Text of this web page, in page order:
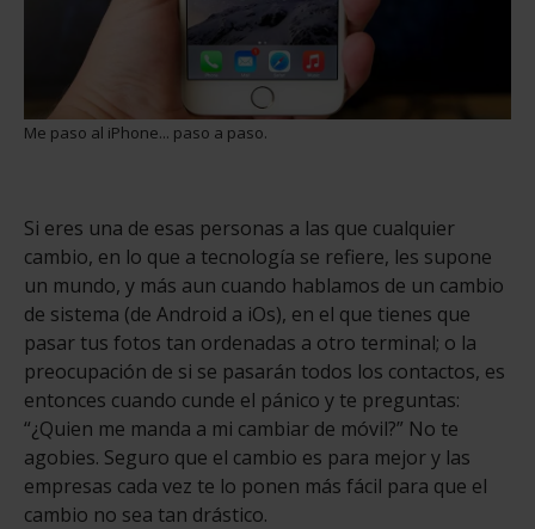
Me paso al iPhone... paso a paso.
Si eres una de esas personas a las que cualquier
cambio, en lo que a tecnología se refiere, les supone
un mundo, y más aun cuando hablamos de un cambio
de sistema (de Android a iOs), en el que tienes que
pasar tus fotos tan ordenadas a otro ter­minal; o la
preocupación de si se pasarán todos los contactos, es
entonces cuando cunde el pánico y te preguntas:
“¿Quien me manda a mi cambiar de móvil?” No te
agobies. Seguro que el cambio es para mejor y las
empresas cada vez te lo ponen más fácil para que el
cambio no sea tan drástico.